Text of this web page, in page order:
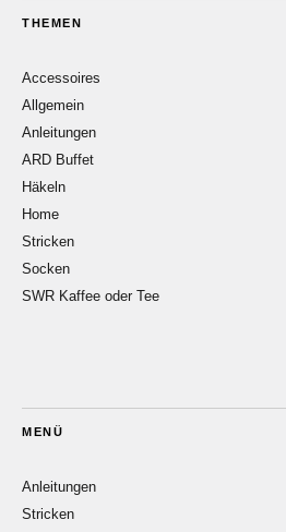
THEMEN
Accessoires
Allgemein
Anleitungen
ARD Buffet
Häkeln
Home
Stricken
Socken
SWR Kaffee oder Tee
MENÜ
Anleitungen
Stricken